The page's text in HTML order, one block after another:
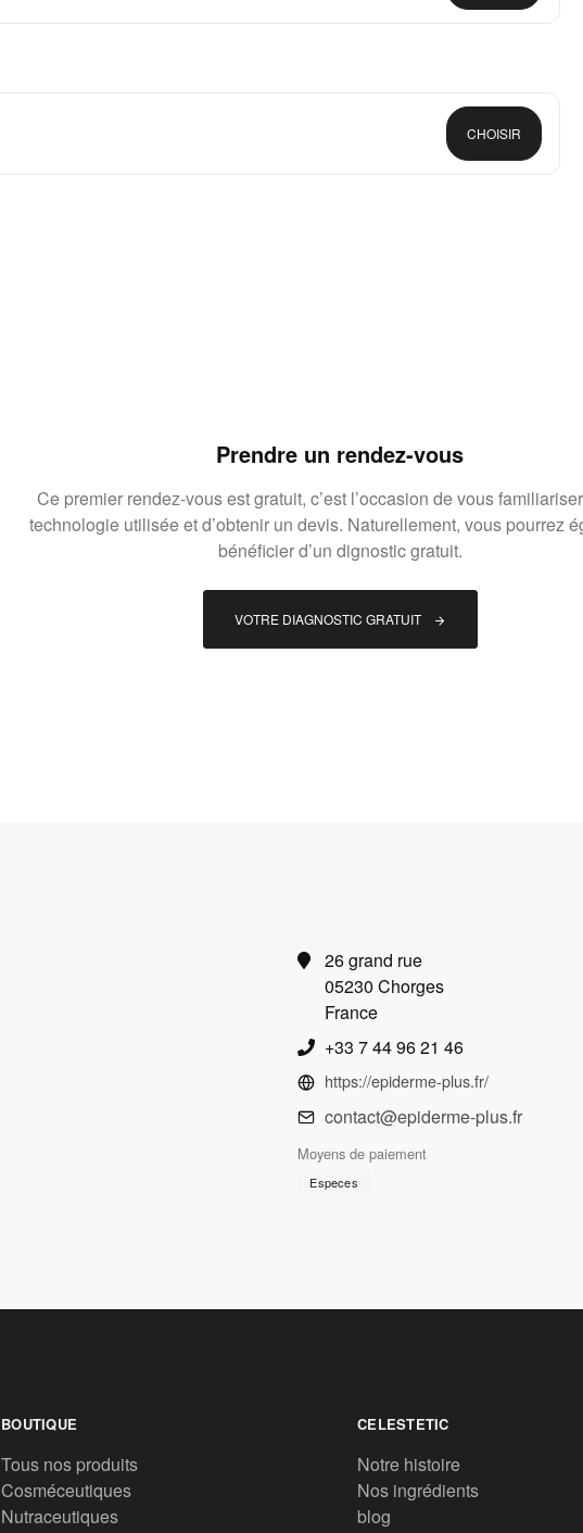
CHOISIR
Prendre un rendez-vous
Ce premier rendez-vous est gratuit, c’est l’occasion de vous
technologie utilisée et d’obtenir un devis. Naturellement, vous pourrez
bénéficier d’un dignostic gratuit.
VOTRE DIAGNOSTIC GRATUIT
26 grand rue
05230 Chorges
France
+33 7 44 96 21 46
https://epiderme-plus.fr/
contact@epiderme-plus.fr
Moyens de paiement
Especes
BOUTIQUE
Tous nos produits
Cosméceutiques
Nutraceutiques
CELESTETIC
Notre histoire
Nos ingrédients
blog